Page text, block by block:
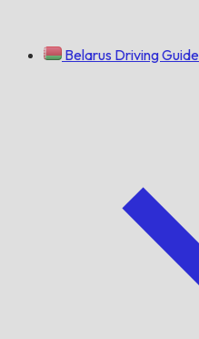
Belarus Driving Guide